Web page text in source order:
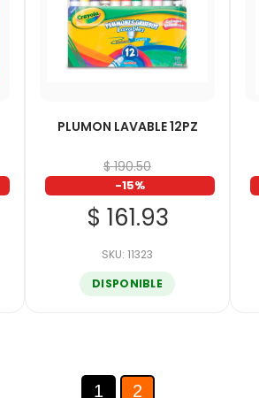
PLUMON LAVABLE 12PZ
$ 190.50
-15%
$ 161.93
SKU: 11323
DISPONIBLE
1 2